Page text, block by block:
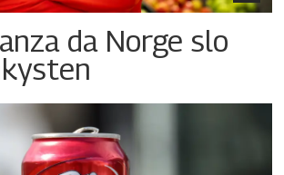
da Norge slo